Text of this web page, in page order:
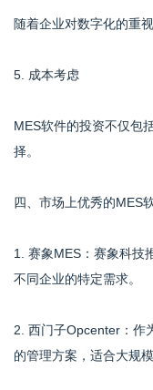
随着企业对数字化的重
5. 成本考虑
MES软件的投资不仅包
择。
四、市场上优秀的MES
1. 赛象MES：赛象科技
不同企业的特定需求。
2. 西门子Opcenter：作
的管理方案，适合大规模